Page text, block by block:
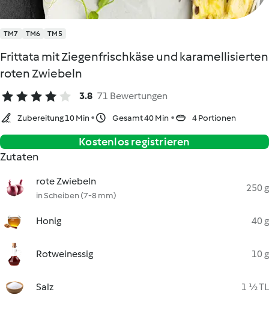
TM7 TM6 TM5
Frittata mit Ziegenfrischkäse und karamellisierten
roten Zwiebeln
3.8 71 Bewertungen
Zubereitung 10 Min Gesamt 40 Min 4 Portionen
Kostenlos registrieren
Zutaten
rote Zwiebeln
in Scheiben (7-8 mm)
250 g
Honig 40 g
Rotweinessig 10 g
Salz 1 ½ TL